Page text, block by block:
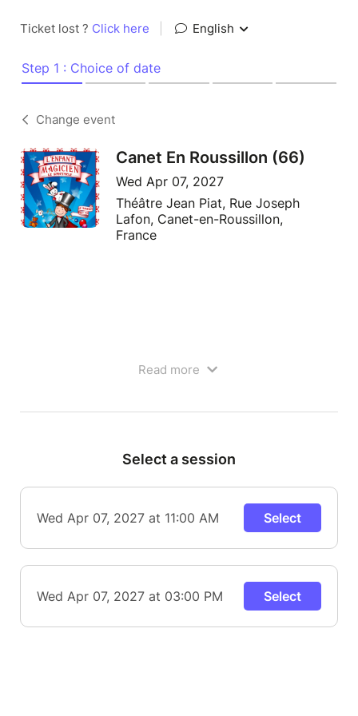
Ticket lost ? Click here English
Step 1 : Choice of date
Change event
Canet En Roussillon (66)
Wed Apr 07, 2027
Théâtre Jean Piat, Rue Joseph
Lafon, Canet-en-Roussillon,
France
L'enfant magicien est un spectacle de magie
théâtralisé qui se démarque par sa singularité dans
l'approche envers les enfants et son côté très
Read more
Select a session
Wed Apr 07, 2027 at 11:00 AM Select
Wed Apr 07, 2027 at 03:00 PM Select